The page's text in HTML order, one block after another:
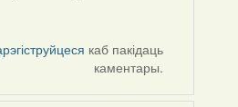
каб пакідаць
каментары.